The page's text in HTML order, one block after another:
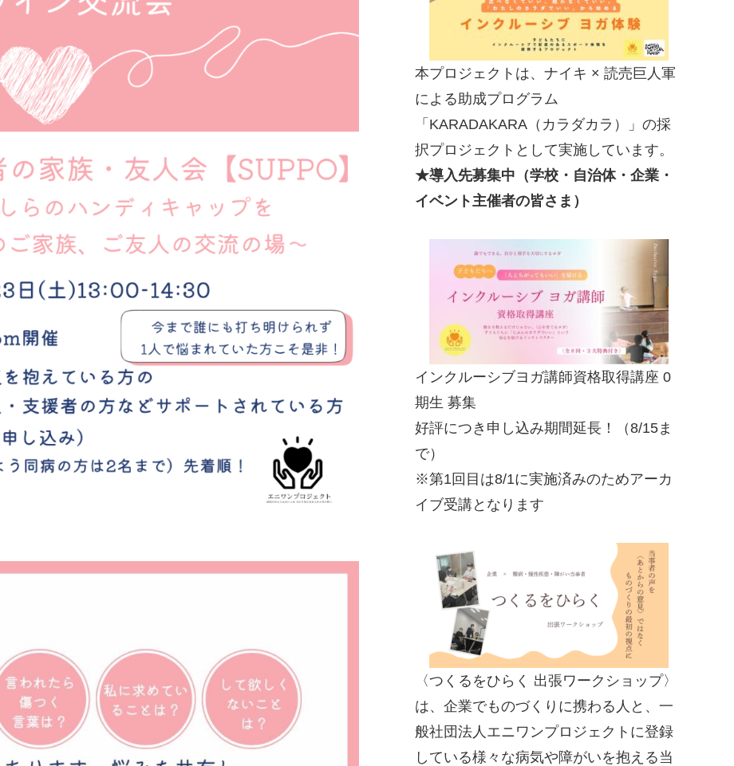
本プロジェクトは、ナイキ × 読売巨人軍
による助成プログラム
「KARADAKARA（カラダカラ）」の採
択プロジェクトとして実施しています。
★導入先募集中（学校・自治体・企業・
イベント主催者の皆さま）
インクルーシブヨガ講師資格取得講座 0
期生 募集
好評につき申し込み期間延長！（8/15ま
で）
※第1回目は8/1に実施済みのためアーカ
イブ受講となります
〈つくるをひらく 出張ワークショップ〉
は、企業でものづくりに携わる人と、一
般社団法人エニワンプロジェクトに登録
している様々な病気や障がいを抱える当